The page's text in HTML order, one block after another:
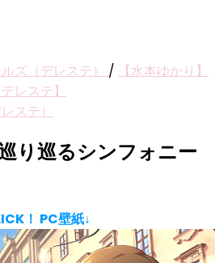
ズ（デレステ） /
【水本ゆかり】
レステ】
ステ）
り巡るシンフォニー
！ PC壁紙↓